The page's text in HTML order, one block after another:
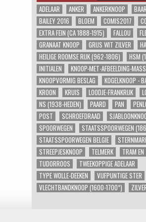
ADELAAR ANKER ANKERKNOOP
BAILEY 2016
BLOEM COMIS2017
EXTRA FEIN (CA 1888-1915)
FALLOU
GRANAAT KNOOP
GRIJS WIT ZILVER
HEILIGE ROOMSE RIJK (962-1806)
HSM
INITIALEN
KNOOP-MET-AFBEELDING-
KNOOPVORMIG BESLAG
KOGELKNOOP -
KROON
KRUIS LOODJE-FRANKRIJK
NS (1938-HEDEN)
PAARD PAN
POST
SCHROEFDRAAD
SPOORWEGEN
STAATSSPOORWEGEN
STAATSSPOORWEGEN BELGIE
STREEPJESKNOOP
TELMERK
TRAM EN
TUDORROOS
TWEEKOPPIGE ADELAAR
TYPE WOLLE-DEEKEN
VIJFPUNTIGE STER
VLECHTBANDKNOOP (1600-1700*)